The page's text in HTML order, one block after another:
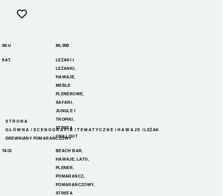
SKU ML05B
KAT.
LEŻAKI I
LEŻANKI
HAWAJE
MEBLE
PLENEROWE
SAFARI,
JUNGLE I
TROPIKI
STREFA
CHILLOUT
TAGI BEACH BAR
HAWAJE LATO
PLENER
POMARAŃCZ
POMARAŃCZOWY,
STREFA
STRONA
GŁÓWNA / SCENOGRAFIA /TEMATYCZNE / HAWAJE / LEŻAK
DREWNIANY POMARAŃCZOWY